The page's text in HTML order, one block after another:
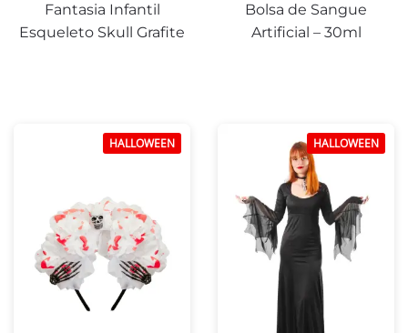
Fantasia Infantil
Esqueleto Skull Grafite
Bolsa de Sangue
Artificial – 30ml
HALLOWEEN HALLOWEEN